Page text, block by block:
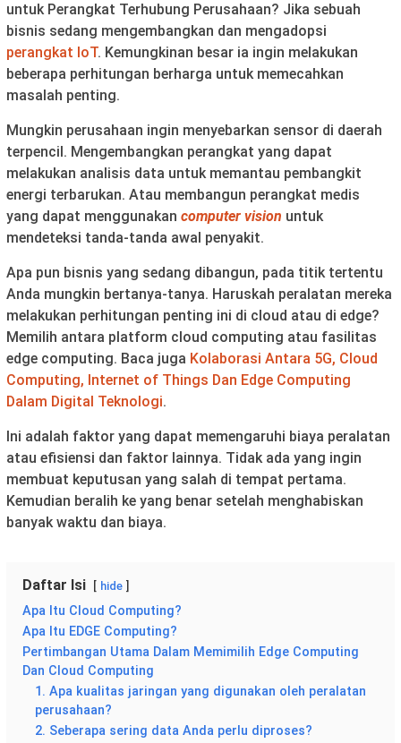
untuk Perangkat Terhubung Perusahaan? Jika sebuah
bisnis sedang mengembangkan dan mengadopsi
perangkat IoT. Kemungkinan besar ia ingin melakukan
beberapa perhitungan berharga untuk memecahkan
masalah penting.
Mungkin perusahaan ingin menyebarkan sensor di daerah
terpencil. Mengembangkan perangkat yang dapat
melakukan analisis data untuk memantau pembangkit
energi terbarukan. Atau membangun perangkat medis
yang dapat menggunakan computer vision untuk
mendeteksi tanda-tanda awal penyakit.
Apa pun bisnis yang sedang dibangun, pada titik tertentu
Anda mungkin bertanya-tanya. Haruskah peralatan mereka
melakukan perhitungan penting ini di cloud atau di edge?
Memilih antara platform cloud computing atau fasilitas
edge computing. Baca juga Kolaborasi Antara 5G, Cloud
Computing, Internet of Things Dan Edge Computing
Dalam Digital Teknologi.
Ini adalah faktor yang dapat memengaruhi biaya peralatan
atau efisiensi dan faktor lainnya. Tidak ada yang ingin
membuat keputusan yang salah di tempat pertama.
Kemudian beralih ke yang benar setelah menghabiskan
banyak waktu dan biaya.
Daftar Isi hide
Apa Itu Cloud Computing?
Apa Itu EDGE Computing?
Pertimbangan Utama Dalam Memimilih Edge Computing
Dan Cloud Computing
1. Apa kualitas jaringan yang digunakan oleh peralatan
perusahaan?
2. Seberapa sering data Anda perlu diproses?